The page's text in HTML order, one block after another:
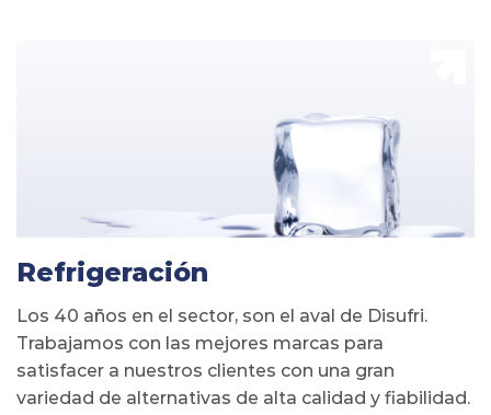
Refrigeración
Los 40 años en el sector, son el aval de Disufri.
Trabajamos con las mejores marcas para
satisfacer a nuestros clientes con una gran
variedad de alternativas de alta calidad y fiabilidad.